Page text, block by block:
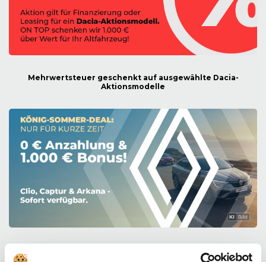
Mehrwertsteuer geschenkt auf ausgewählte Dacia-
Aktionsmodelle